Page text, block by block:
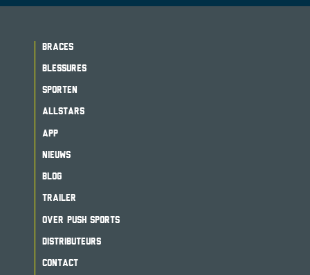
BRACES
BLESSURES
SPORTEN
ALLSTARS
APP
NIEUWS
BLOG
TRAILER
OVER PUSH SPORTS
DISTRIBUTEURS
CONTACT